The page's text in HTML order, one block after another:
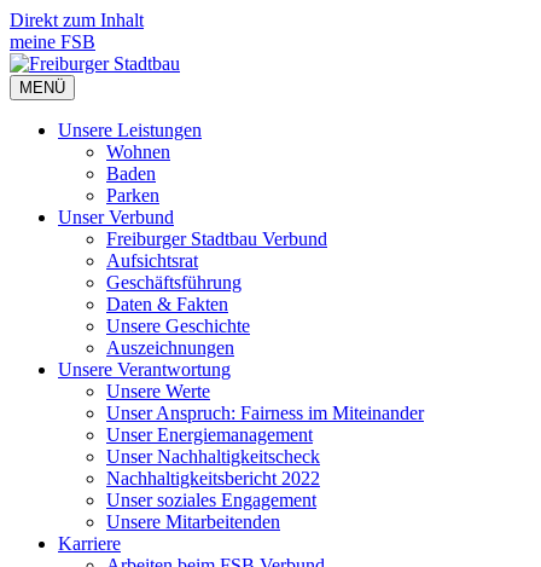
Direkt zum Inhalt
meine FSB
MENÜ
Unsere Leistungen
Wohnen
Baden
Parken
Unser Verbund
Freiburger Stadtbau Verbund
Aufsichtsrat
Geschäftsführung
Daten & Fakten
Unsere Geschichte
Auszeichnungen
Unsere Verant­wortung
Unsere Werte
Unser Anspruch: Fairness im Miteinander
Unser Energiemanagement
Unser Nachhaltigkeitscheck
Nachhaltigkeitsbericht 2022
Unser soziales Engagement
Unsere Mitarbeitenden
Karriere